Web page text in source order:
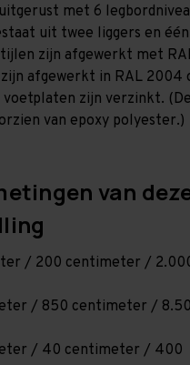
met 6
uit twee liggers en één
zijn afgewerkt met
zijn afgewerkt in RAL 2004
voetplaten zijn verzinkt.
van epoxy polyester.)
van
/ 200 centimeter /
/ 850 centimeter /
/ 40 centimeter / 400